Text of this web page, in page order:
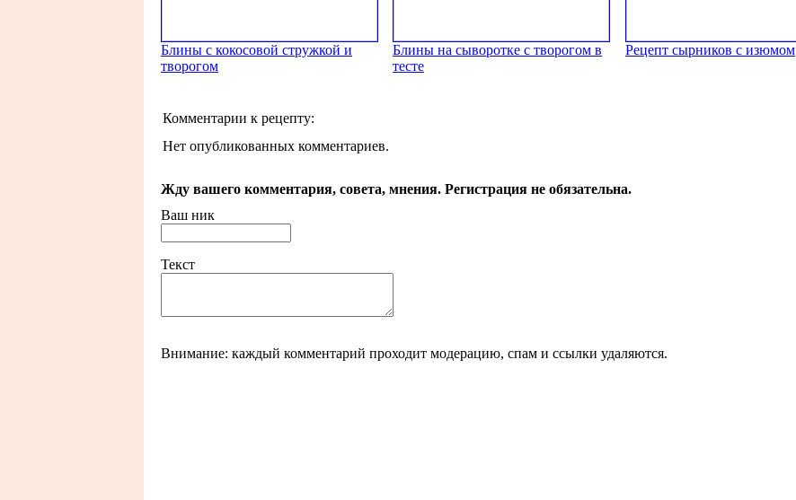
Блины с кокосовой стружкой и
творогом
Блины на сыворотке с творогом в
тесте
Рецепт сырников с изюмом
Комментарии к рецепту:
Нет опубликованных комментариев.
Жду вашего комментария, совета, мнения. Регистрация не обязательна.
Ваш ник
Текст
Внимание: каждый комментарий проходит модерацию, спам и ссылки удаляются.